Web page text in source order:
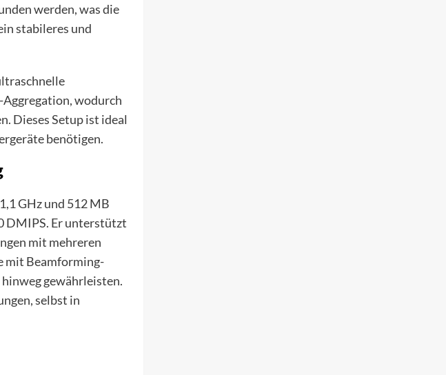
werden, was die
stabileres und
wodurch
Dieses Setup ist ideal
benötigen.
GHz und 512 MB
DMIPS. Er unterstützt
mit mehreren
mit Beamforming-
gewährleisten.
selbst in